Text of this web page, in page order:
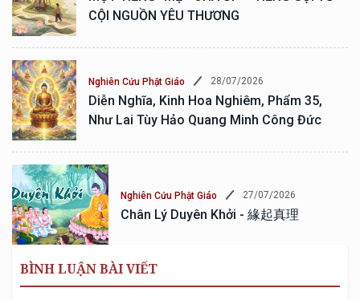
CỘI NGUỒN YÊU THƯƠNG
Nghiên Cứu Phật Giáo 28/07/2026
Diễn Nghĩa, Kinh Hoa Nghiêm, Phẩm 35,
Như Lai Tùy Hảo Quang Minh Công Đức
Nghiên Cứu Phật Giáo 27/07/2026
Chân Lý Duyên Khởi - 緣起真理
BÌNH LUẬN BÀI VIẾT